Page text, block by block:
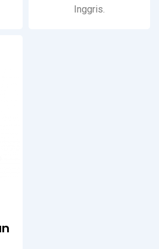
Inggris.